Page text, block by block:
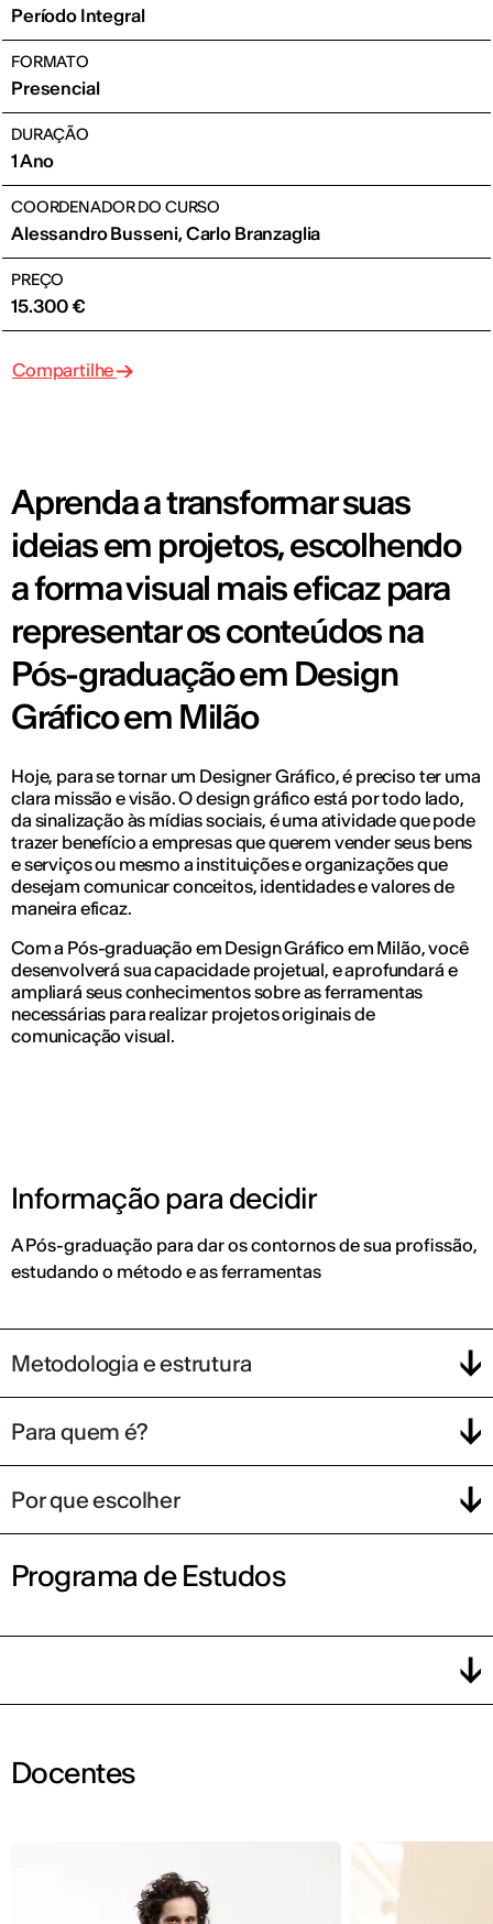
Período Integral
FORMATO
Presencial
DURAÇÃO
1 Ano
COORDENADOR DO CURSO
Alessandro Busseni, Carlo Branzaglia
PREÇO
15.300 €
Compartilhe
Aprenda a transformar suas
ideias em projetos, escolhendo
a forma visual mais eficaz para
representar os conteúdos na
Pós-graduação em Design
Gráfico em Milão
Hoje, para se tornar um Designer Gráfico, é preciso ter uma
clara missão e visão. O design gráfico está por todo lado,
da sinalização às mídias sociais, é uma atividade que pode
trazer benefício a empresas que querem vender seus bens
e serviços ou mesmo a instituições e organizações que
desejam comunicar conceitos, identidades e valores de
maneira eficaz.
Com a Pós-graduação em Design Gráfico em Milão, você
desenvolverá sua capacidade projetual, e aprofundará e
ampliará seus conhecimentos sobre as ferramentas
necessárias para realizar projetos originais de
comunicação visual.
Informação para decidir
A Pós-graduação para dar os contornos de sua profissão,
estudando o método e as ferramentas
Metodologia e estrutura
Para quem é?
Por que escolher
Programa de Estudos
Docentes